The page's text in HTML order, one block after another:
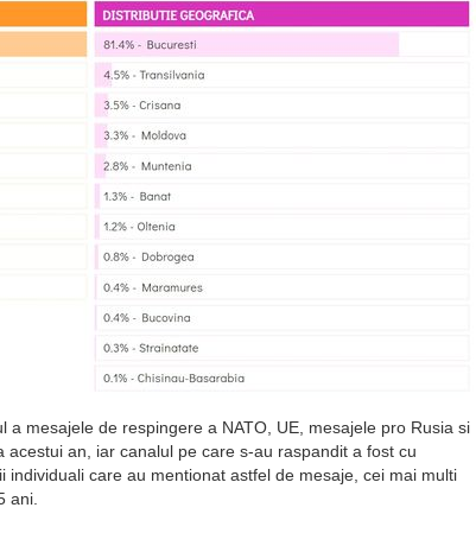
a mesajele de respingere a NATO, UE, mesajele pro Rusia si
an, iar canalul pe care s-au raspandit a fost cu
individuali care au mentionat astfel de mesaje, cei mai multi
ani.